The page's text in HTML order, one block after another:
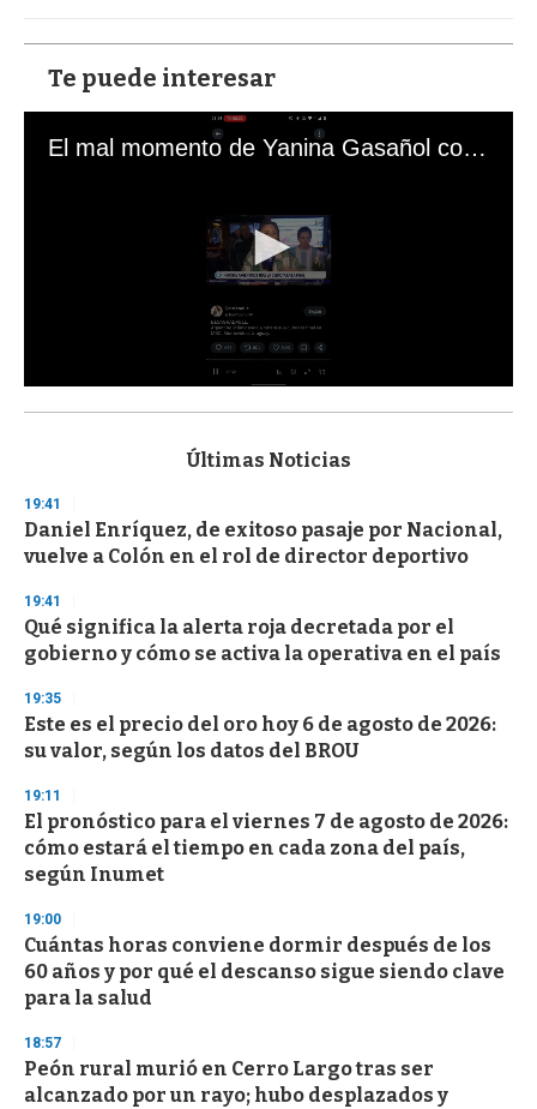
Te puede interesar
El mal momento de Yanina Gasañol con un hincha argentino en "Subrayado"
s
d
s
o
f
3
s
c
n
d
Últimas Noticias
19:41
Daniel Enríquez, de exitoso pasaje por Nacional,
vuelve a Colón en el rol de director deportivo
19:41
Qué significa la alerta roja decretada por el
gobierno y cómo se activa la operativa en el país
19:35
Este es el precio del oro hoy 6 de agosto de 2026:
su valor, según los datos del BROU
19:11
El pronóstico para el viernes 7 de agosto de 2026:
cómo estará el tiempo en cada zona del país,
según Inumet
19:00
Cuántas horas conviene dormir después de los
60 años y por qué el descanso sigue siendo clave
para la salud
18:57
Peón rural murió en Cerro Largo tras ser
alcanzado por un rayo; hubo desplazados y